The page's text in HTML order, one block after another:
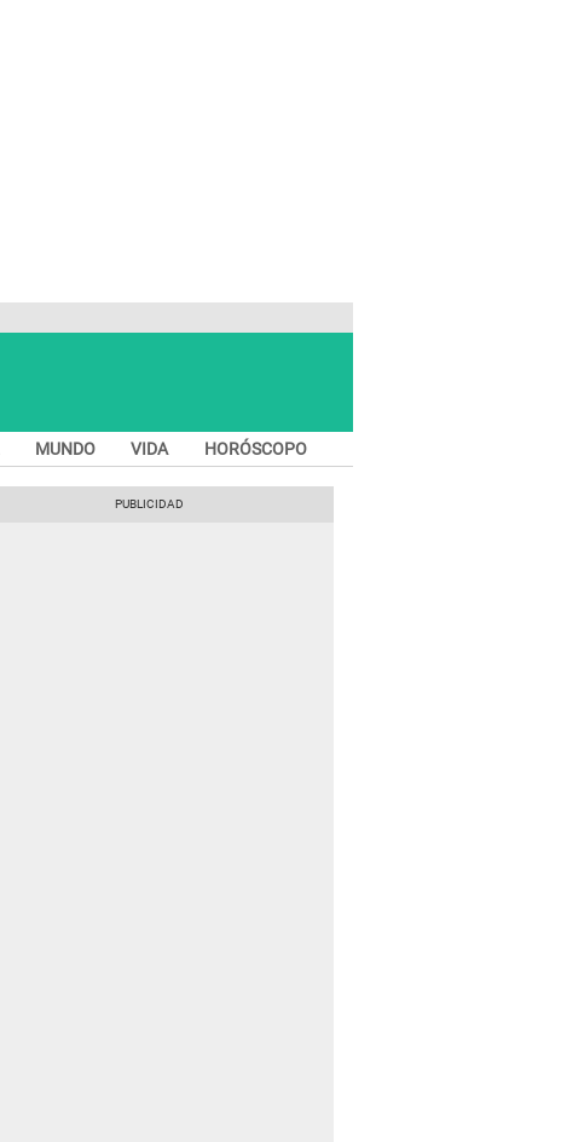
MUNDO VIDA HORÓSCOPO